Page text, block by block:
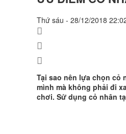
Thứ sáu - 28/12/2018
Tại sao nên lựa chọn cỏ
mình mà không phải đi
chơi. Sử dụng cỏ nhân